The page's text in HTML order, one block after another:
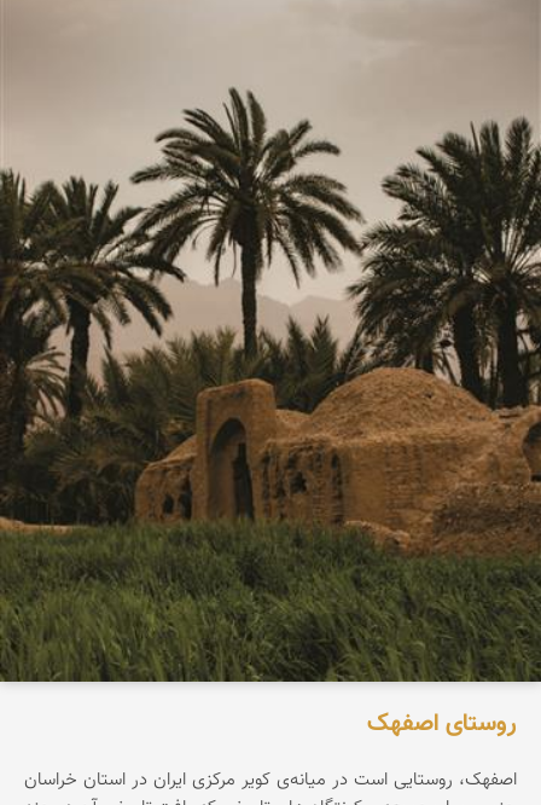
روستای اصفهک
اصفهک، روستایی است در میانه‌ی کویر مرکزی ایران در استان خراسان